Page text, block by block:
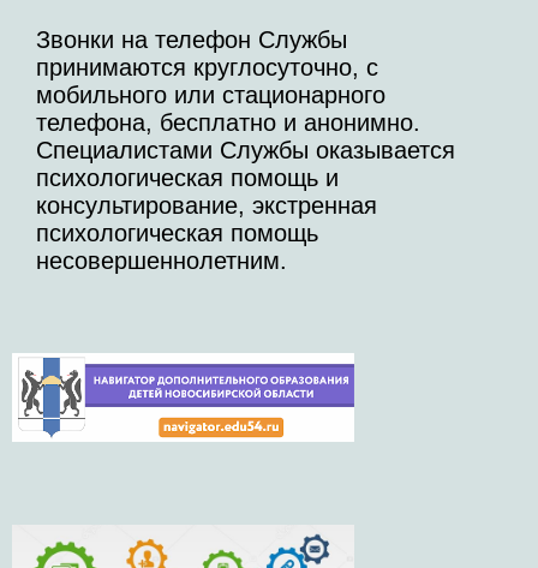
Звонки на телефон Службы
принимаются круглосуточно, с
мобильного или стационарного
телефона, бесплатно и анонимно.
Специалистами Службы оказывается
психологическая помощь и
консультирование, экстренная
психологическая помощь
несовершеннолетним.